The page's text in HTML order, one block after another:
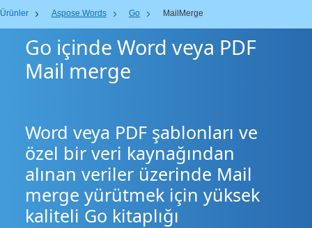
Ürünler Aspose.Words Go MailMerge
Go içinde Word veya PDF
Mail merge
Word veya PDF şablonları ve
özel bir veri kaynağından
alınan veriler üzerinde Mail
merge yürütmek için yüksek
kaliteli Go kitaplığı